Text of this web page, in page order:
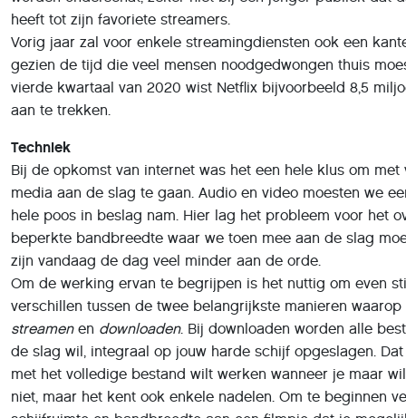
Techniek
Bij de opkomst van internet was het een hele klus om
media aan de slag te gaan. Audio en video moesten we
hele poos in beslag nam. Hier lag het probleem voor het
beperkte bandbreedte waar we toen mee aan de slag
Om de werking ervan te begrijpen is het nuttig om even
verschillen tussen de twee belangrijkste manieren
streamenendownloaden. Bij downloaden worden alle
de slag wil, integraal op jouw harde schijf opgeslagen.
met het volledige bestand wilt werken wanneer je maar
niet, maar het kent ook enkele nadelen. Om te beginnen
schijfruimte en bandbreedte aan een filmpje dat je
bekijken. Daarnaast moet je in de meeste gevallen
binnen zijn voordat je er iets mee kunt doen.